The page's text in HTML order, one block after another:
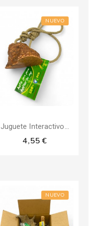
NUEVO
Juguete Interactivo...
4,55 €
NUEVO